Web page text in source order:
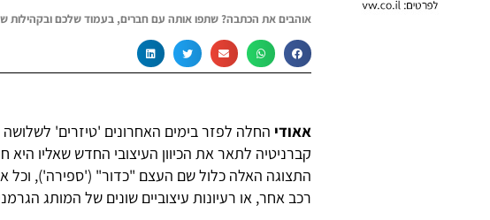
אוהבים את הכתבה? שתפו אותה עם חברים, בעמוד שלכם ובקהילות
אאודי החלה לפזר בימים האחרונים 'טיזרים'
קברניטיה לתאר את הכיוון העיצובי החדש שאליו
התצוגה האלה כלול שם העצם "כדור" ('ספירה'), וכל
רכב אחר, או רעיונות עיצוביים שונים של המותג